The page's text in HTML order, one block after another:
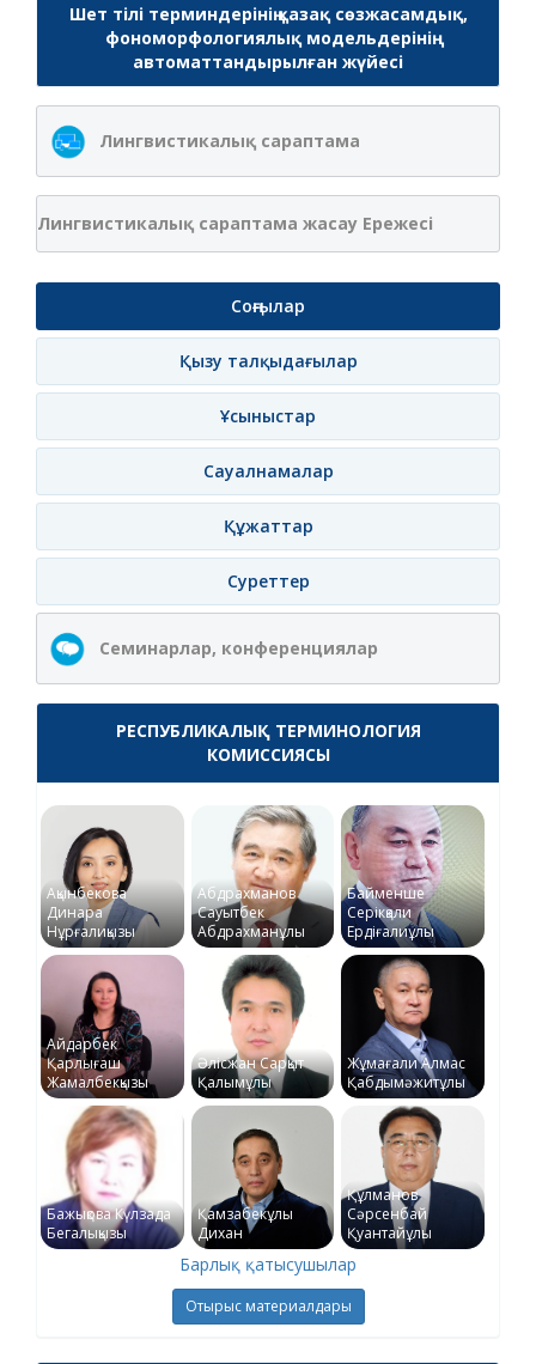
Шет тілі терминдерінің қазақ сөзжасамдық,
фономорфологиялық модельдерінің
автоматтандырылған жүйесі
Лингвистикалық сараптама
Лингвистикалық сараптама жасау Ережесі
Соңғылар
Қызу талқыдағылар
Ұсыныстар
Сауалнамалар
Құжаттар
Суреттер
Семинарлар, конференциялар
РЕСПУБЛИКАЛЫҚ ТЕРМИНОЛОГИЯ
КОМИССИЯСЫ
Ақынбекова
Динара
Нұрғалиқызы
Абдрахманов
Сауытбек
Абдрахманұлы
Байменше
Серікқали
Ердіғалиұлы
Айдарбек
Қарлығаш
Жамалбекқызы
Әлісжан Сарқыт
Қалымұлы
Жұмағали Алмас
Қабдымәжитұлы
Бажықова Күлзада
Бегалықызы
Қамзабекұлы
Дихан
Құлманов
Сәрсенбай
Қуантайұлы
Барлық қатысушылар
Отырыс материалдары